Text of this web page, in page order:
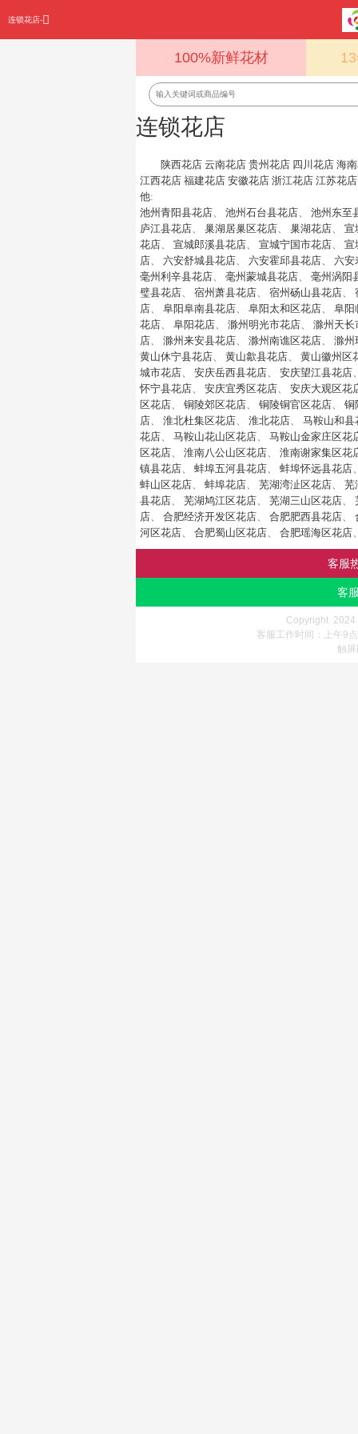
连锁花店-
100%新鲜花材
连锁花店
陕西花店 云南花店 贵州花店 四川花店 海
江西花店 福建花店 安徽花店 浙江花店 江苏花店
他:
池州青阳县花店、 池州石台县花店、 池州东至
庐江县花店、 巢湖居巢区花店、 巢湖花店、 宣
花店、 宣城郎溪县花店、 宣城宁国市花店、 宣
店、 六安舒城县花店、 六安霍邱县花店、 六安
毫州利辛县花店、 毫州蒙城县花店、 毫州涡阳
璧县花店、 宿州萧县花店、 宿州砀山县花店、
店、 阜阳阜南县花店、 阜阳太和区花店、 阜阳
花店、 阜阳花店、 滁州明光市花店、 滁州天长
店、 滁州来安县花店、 滁州南谯区花店、 滁州
黄山休宁县花店、 黄山歙县花店、 黄山徽州区
城市花店、 安庆岳西县花店、 安庆望江县花店
怀宁县花店、 安庆宜秀区花店、 安庆大观区花
区花店、 铜陵郊区花店、 铜陵铜官区花店、 铜
店、 淮北杜集区花店、 淮北花店、 马鞍山和县
花店、 马鞍山花山区花店、 马鞍山金家庄区花
区花店、 淮南八公山区花店、 淮南谢家集区花
镇县花店、 蚌埠五河县花店、 蚌埠怀远县花店
蚌山区花店、 蚌埠花店、 芜湖湾沚区花店、 芜
县花店、 芜湖鸠江区花店、 芜湖三山区花店、
店、 合肥经济开发区花店、 合肥肥西县花店、
河区花店、 合肥蜀山区花店、 合肥瑶海区花店
客服
客
Copyright 2024
客服工作时间：上午9
触